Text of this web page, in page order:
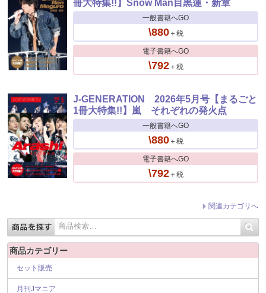
冊大特集!!】Snow Man目黒蓮・新章
一般書籍へGO
\880＋税
電子書籍へGO
\792＋税
J-GENERATION 2026年5月号【まるごと
1冊大特集!!】嵐 それぞれの発火点
一般書籍へGO
\880＋税
電子書籍へGO
\792＋税
関連カテゴリへ
商品カテゴリー
セット販売
月刊Jマニア